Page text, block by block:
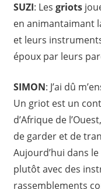
SUZI: Les griots
en animantaimant
et leurs
époux par leurs
SIMON: J’ai dû
Un griot est un
d’Afrique de
de garder et de
Aujourd’hui dans
plutôt avec des
rassemblements